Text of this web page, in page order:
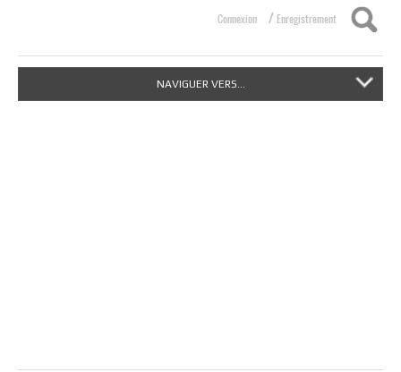
Connexion / Enregistrement
NAVIGUER VERS...